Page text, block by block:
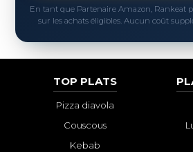
En tant que Partenaire Amazon, Rankeat
sur les achats éligibles. Aucun coût
TOP PLATS
Pizza diavola
Couscous
Kebab